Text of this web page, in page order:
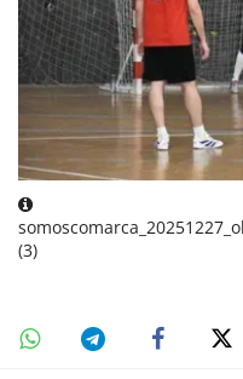
(3)